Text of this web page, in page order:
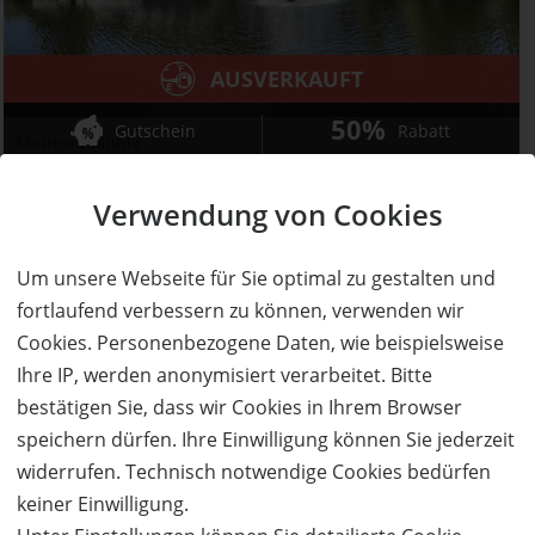
Verwendung von Cookies
Um unsere Webseite für Sie optimal zu gestalten und
fortlaufend verbessern zu können, verwenden wir
Cookies. Personenbezogene Daten, wie beispielsweise
Ihre IP, werden anonymisiert verarbeitet. Bitte
bestätigen Sie, dass wir Cookies in Ihrem Browser
speichern dürfen. Ihre Einwilligung können Sie jederzeit
widerrufen. Technisch notwendige Cookies bedürfen
keiner Einwilligung.
Molitors Mühle
AUSVERKAUFT
Gutschein 50% Rabatt
Eisenschmitt
Wert:
980,- €
Preis:
490,- €
Verfügbar:
0
Versand:
3,50 €
AUSVERKAUFT